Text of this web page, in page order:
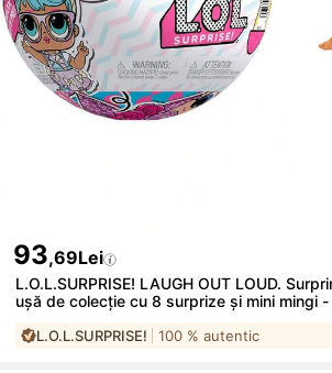
93,69Lei
L.O.L.SURPRISE! LAUGH OUT LOUD.
ușă de colecție cu 8 surprize și mini mingi
L.O.L.SURPRISE! 100 % autentic